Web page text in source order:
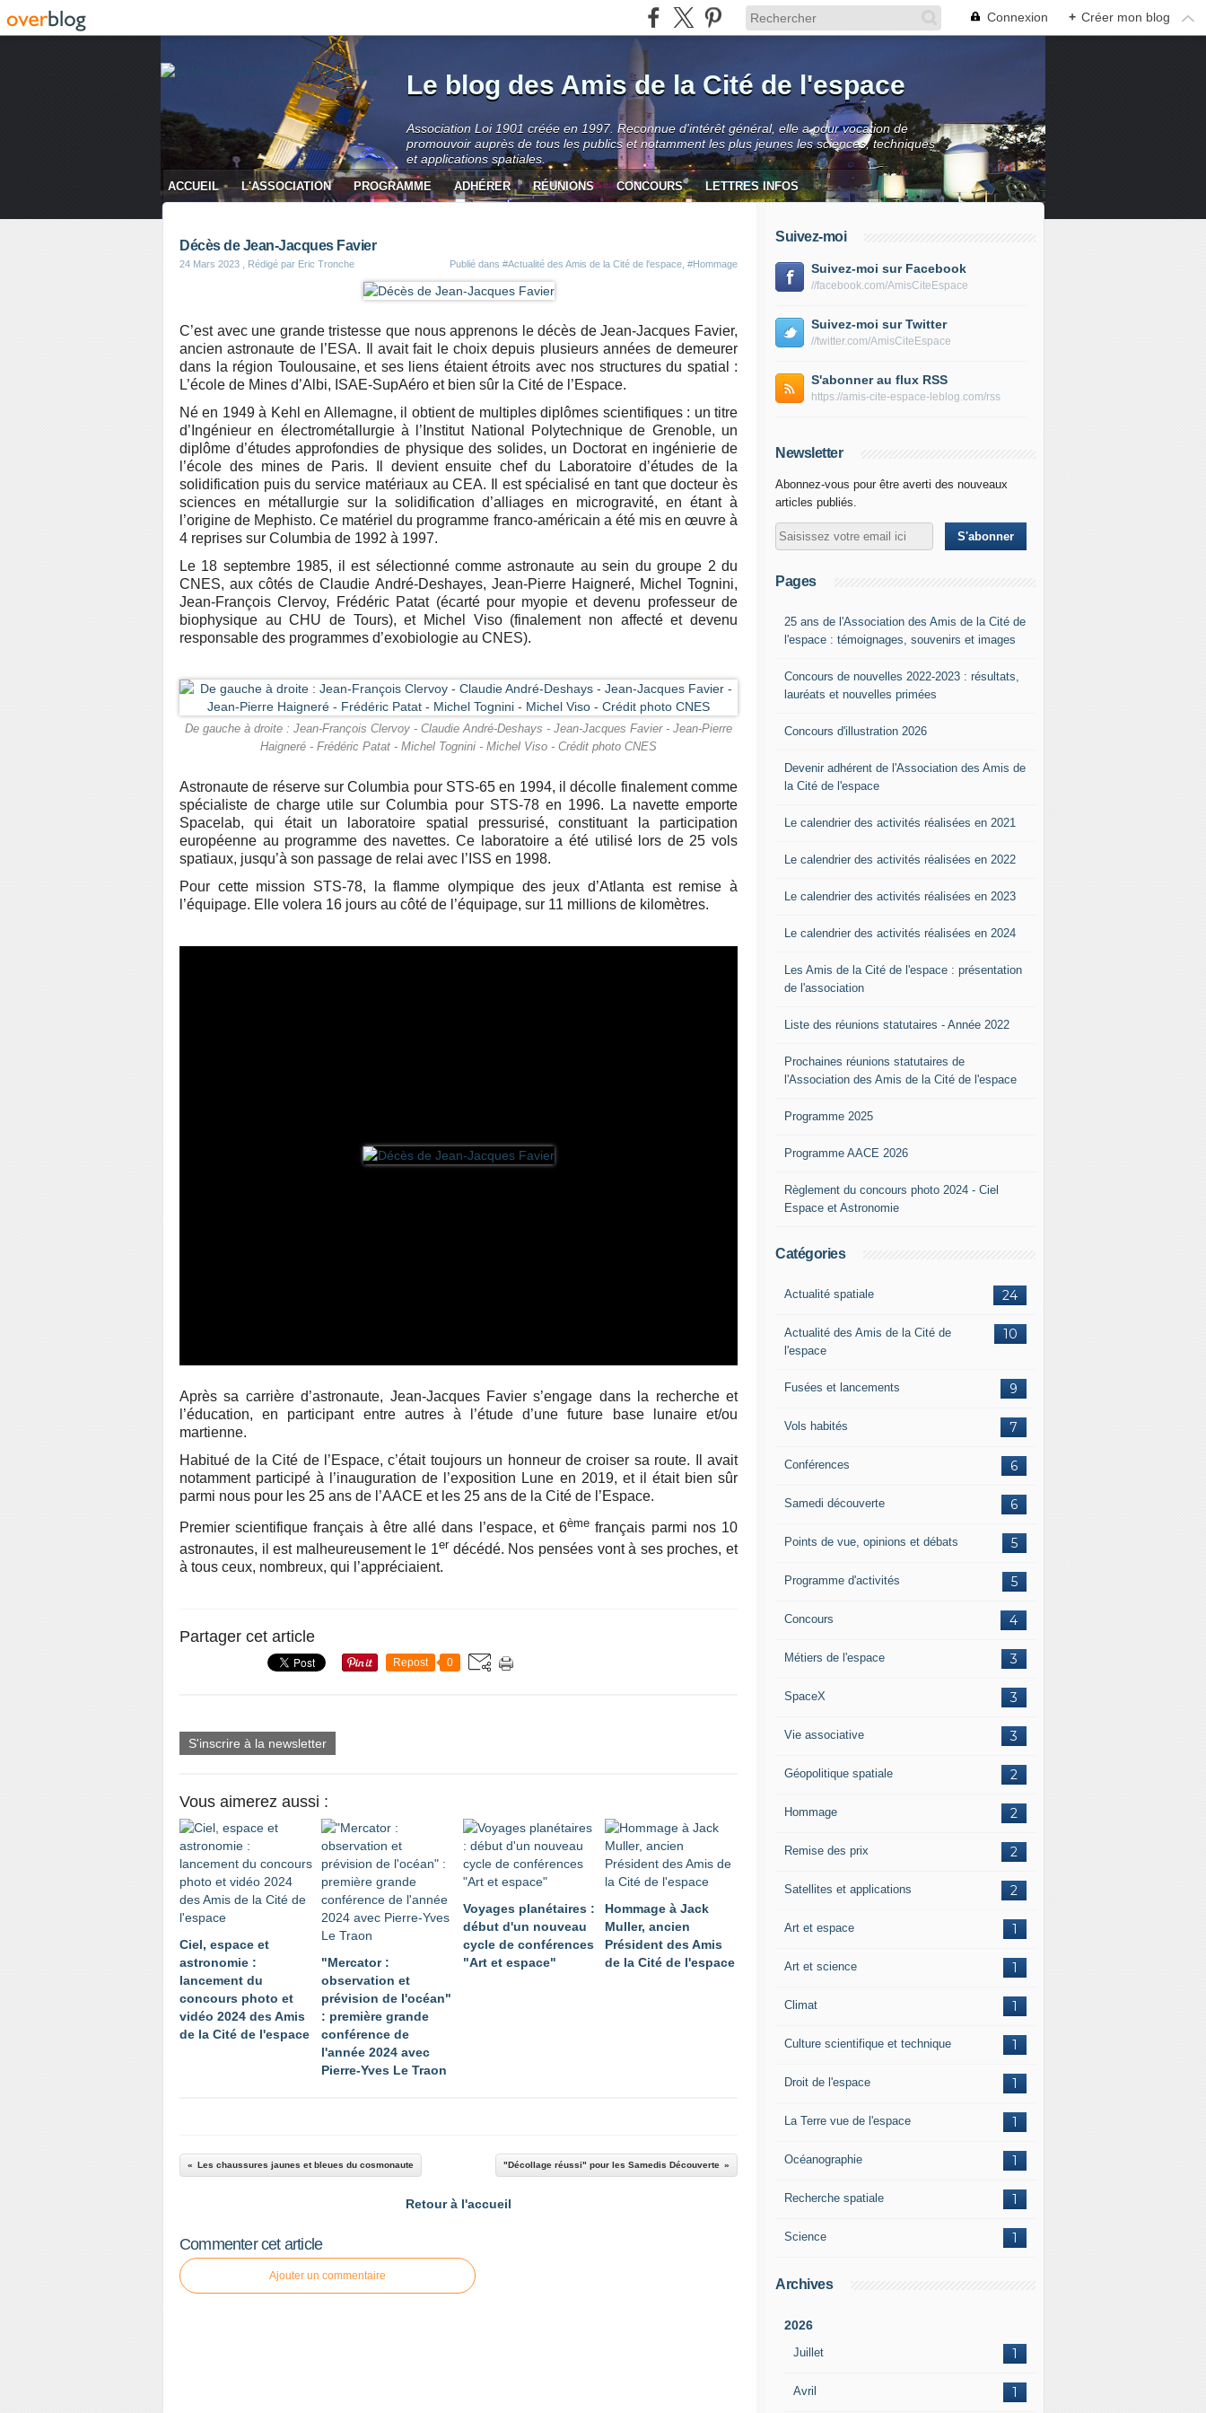
Connexion + Créer mon blog
Le blog des Amis de la Cité de l'espace
Association Loi 1901 créée en 1997. Reconnue d'intérêt général, elle a pour vocation de
promouvoir auprès de tous les publics et notamment les plus jeunes les sciences, techniques
et applications spatiales.
ACCUEIL L'ASSOCIATION PROGRAMME ADHÉRER RÉUNIONS CONCOURS LETTRES INFOS
Décès de Jean-Jacques Favier
24 Mars 2023 , Rédigé par Eric Tronche Publié dans #Actualité des Amis de la Cité de l'espace #Hommage
C’est avec une grande tristesse que nous apprenons le décès de Jean-Jacques Favier,
ancien astronaute de l’ESA. Il avait fait le choix depuis plusieurs années de demeurer
dans la région Toulousaine, et ses liens étaient étroits avec nos structures du spatial :
L’école de Mines d’Albi, ISAE-SupAéro et bien sûr la Cité de l’Espace.
Né en 1949 à Kehl en Allemagne, il obtient de multiples diplômes scientifiques : un titre
d’Ingénieur en électrométallurgie à l’Institut National Polytechnique de Grenoble, un
diplôme d’études approfondies de physique des solides, un Doctorat en ingénierie de
l’école des mines de Paris. Il devient ensuite chef du Laboratoire d’études de la
solidification puis du service matériaux au CEA. Il est spécialisé en tant que docteur ès
sciences en métallurgie sur la solidification d’alliages en microgravité, en étant à
l’origine de Mephisto. Ce matériel du programme franco-américain a été mis en œuvre à
4 reprises sur Columbia de 1992 à 1997.
Le 18 septembre 1985, il est sélectionné comme astronaute au sein du groupe 2 du
CNES, aux côtés de Claudie André-Deshayes, Jean-Pierre Haigneré, Michel Tognini,
Jean-François Clervoy, Frédéric Patat (écarté pour myopie et devenu professeur de
biophysique au CHU de Tours), et Michel Viso (finalement non affecté et devenu
responsable des programmes d’exobiologie au CNES).
De gauche à droite : Jean-François Clervoy - Claudie André-Deshays - Jean-Jacques Favier - Jean-Pierre
Haigneré - Frédéric Patat - Michel Tognini - Michel Viso - Crédit photo CNES
Astronaute de réserve sur Columbia pour STS-65 en 1994, il décolle finalement comme
spécialiste de charge utile sur Columbia pour STS-78 en 1996. La navette emporte
Spacelab, qui était un laboratoire spatial pressurisé, constituant la participation
européenne au programme des navettes. Ce laboratoire a été utilisé lors de 25 vols
spatiaux, jusqu’à son passage de relai avec l’ISS en 1998.
Pour cette mission STS-78, la flamme olympique des jeux d’Atlanta est remise à
l’équipage. Elle volera 16 jours au côté de l’équipage, sur 11 millions de kilomètres.
Après sa carrière d’astronaute, Jean-Jacques Favier s’engage dans la recherche et
l’éducation, en participant entre autres à l’étude d’une future base lunaire et/ou
martienne.
Habitué de la Cité de l’Espace, c’était toujours un honneur de croiser sa route. Il avait
notamment participé à l’inauguration de l’exposition Lune en 2019, et il était bien sûr
parmi nous pour les 25 ans de l’AACE et les 25 ans de la Cité de l’Espace.
Premier scientifique français à être allé dans l’espace, et 6ème français parmi nos 10
astronautes, il est malheureusement le 1er décédé. Nos pensées vont à ses proches, et
à tous ceux, nombreux, qui l’appréciaient.
Partager cet article
Repost 0
S'inscrire à la newsletter
Vous aimerez aussi :
Ciel, espace et
astronomie :
lancement du
concours photo et
vidéo 2024 des Amis
de la Cité de l'espace
"Mercator :
observation et
prévision de l'océan"
: première grande
conférence de
l'année 2024 avec
Pierre-Yves Le Traon
Voyages planétaires :
début d'un nouveau
cycle de conférences
"Art et espace"
Hommage à Jack
Muller, ancien
Président des Amis
de la Cité de l'espace
Les chaussures jaunes et bleues du cosmonaute "Décollage réussi" pour les Samedis Découverte
Retour à l'accueil
Commenter cet article
Ajouter un commentaire
Suivez-moi
Suivez-moi sur Facebook
//facebook.com/AmisCiteEspace
Suivez-moi sur Twitter
//twitter.com/AmisCiteEspace
S'abonner au flux RSS
https://amis-cite-espace-leblog.com/rss
Newsletter
Abonnez-vous pour être averti des nouveaux
articles publiés.
Pages
25 ans de l'Association des Amis de la Cité de
l'espace : témoignages, souvenirs et images
Concours de nouvelles 2022-2023 : résultats,
lauréats et nouvelles primées
Concours d'illustration 2026
Devenir adhérent de l'Association des Amis de
la Cité de l'espace
Le calendrier des activités réalisées en 2021
Le calendrier des activités réalisées en 2022
Le calendrier des activités réalisées en 2023
Le calendrier des activités réalisées en 2024
Les Amis de la Cité de l'espace : présentation
de l'association
Liste des réunions statutaires - Année 2022
Prochaines réunions statutaires de
l'Association des Amis de la Cité de l'espace
Programme 2025
Programme AACE 2026
Règlement du concours photo 2024 - Ciel
Espace et Astronomie
Catégories
24
Actualité spatiale
10
Actualité des Amis de la Cité de
l'espace
9
Fusées et lancements
7
Vols habités
6
Conférences
6
Samedi découverte
5
Points de vue, opinions et débats
5
Programme d'activités
4
Concours
3
Métiers de l'espace
3
SpaceX
3
Vie associative
2
Géopolitique spatiale
2
Hommage
2
Remise des prix
2
Satellites et applications
1
Art et espace
1
Art et science
1
Climat
1
Culture scientifique et technique
1
Droit de l'espace
1
La Terre vue de l'espace
1
Océanographie
1
Recherche spatiale
1
Science
Archives
2026
Juillet 1
Avril 1